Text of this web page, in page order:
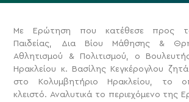
Με Ερώτηση που κατέθεσε προς
Παιδείας, Δια Βίου Μάθησης &
Αθλητισμού & Πολιτισμού, ο
Ηρακλείου κ. Βασίλης Κεγκέρογλου
στο Κολυμβητήριο Ηρακλείου, το
κλειστό. Αναλυτικά το περιεχόμενο της